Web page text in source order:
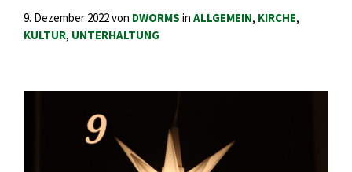
9. Dezember 2022von DWORMS in ALLGEMEIN, KIRCHE,
KULTUR, UNTERHALTUNG